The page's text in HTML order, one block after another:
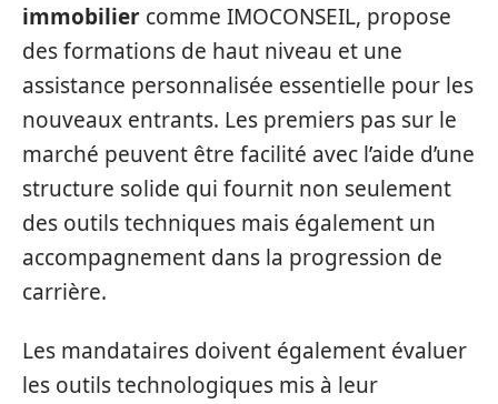
immobilier comme IMOCONSEIL, propose
des formations de haut niveau et une
assistance personnalisée essentielle pour les
nouveaux entrants. Les premiers pas sur le
marché peuvent être facilité avec l’aide d’une
structure solide qui fournit non seulement
des outils techniques mais également un
accompagnement dans la progression de
carrière.
Les mandataires doivent également évaluer
les outils technologiques mis à leur